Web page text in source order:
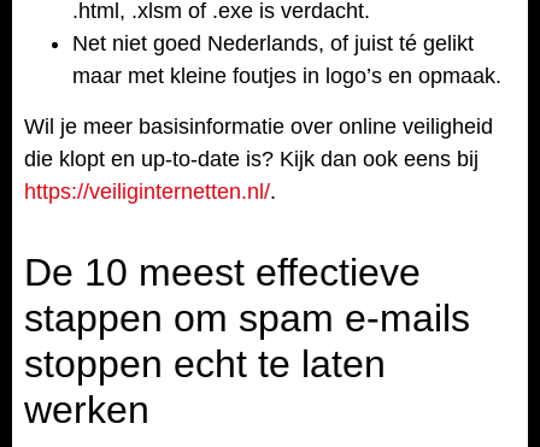
.html, .xlsm of .exe is verdacht.
Net niet goed Nederlands, of juist té gelikt
maar met kleine foutjes in logo’s en opmaak.
Wil je meer basisinformatie over online veiligheid
die klopt en up-to-date is? Kijk dan ook eens bij
https://veiliginternetten.nl/.
De 10 meest effectieve
stappen om spam e-mails
stoppen echt te laten
werken